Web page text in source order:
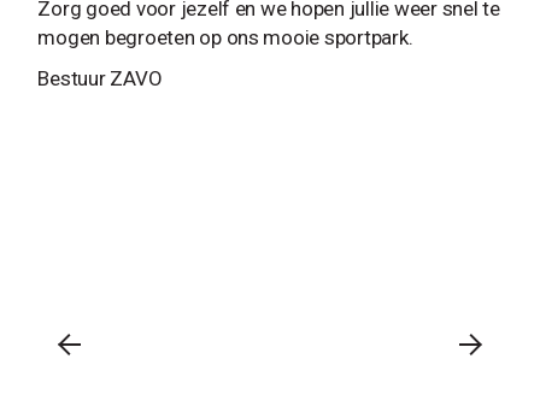
Zorg goed voor jezelf en we hopen jullie weer snel te
mogen begroeten op ons mooie sportpark.
Bestuur ZAVO